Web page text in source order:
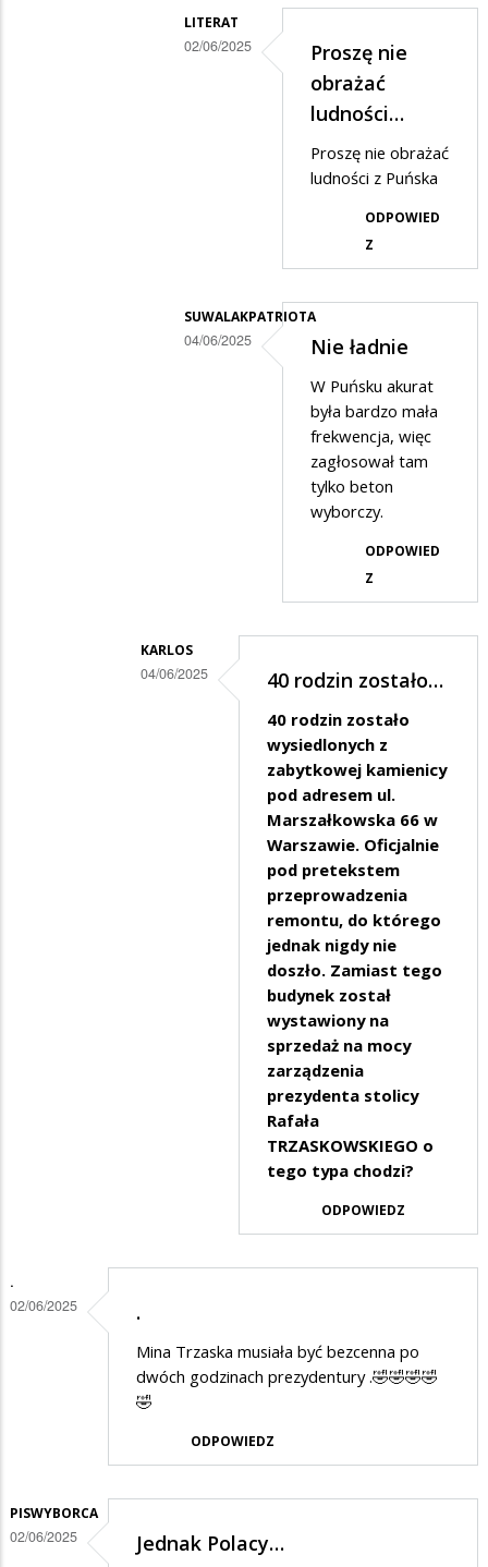
LITERAT
02/06/2025
tym
Proszę nie
obrażać
ludności…
Proszę nie obrażać
ludności z Puńska
ODPOWIED
Z
SUWALAKPATRIOTA
04/06/2025
jest
Nie ładnie
W Puńsku akurat
była bardzo mała
frekwencja, więc
zagłosował tam
tylko beton
wyborczy.
ODPOWIED
Z
KARLOS
04/06/2025 40 rodzin zostało…
40 rodzin zostało
wysiedlonych z
zabytkowej kamienicy
pod adresem ul.
Marszałkowska 66 w
Warszawie. Oficjalnie
pod pretekstem
przeprowadzenia
remontu, do którego
jednak nigdy nie
doszło. Zamiast tego
budynek został
wystawiony na
sprzedaż na mocy
zarządzenia
prezydenta stolicy
Rafała
TRZASKOWSKIEGO o
tego typa chodzi?
ODPOWIEDZ
.
02/06/2025 .
Mina Trzaska musiała być bezcenna po
dwóch godzinach prezydentury .🤣🤣🤣🤣
🤣
ODPOWIEDZ
PISWYBORCA
02/06/2025 Jednak Polacy…